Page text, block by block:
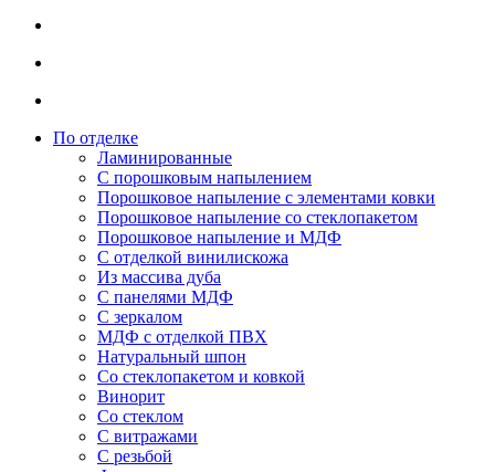
По отделке
Ламинированные
С порошковым напылением
Порошковое напыление с элементами ковки
Порошковое напыление со стеклопакетом
Порошковое напыление и МДФ
С отделкой винилискожа
Из массива дуба
С панелями МДФ
С зеркалом
МДФ с отделкой ПВХ
Натуральный шпон
Со стеклопакетом и ковкой
Винорит
Со стеклом
С витражами
С резьбой